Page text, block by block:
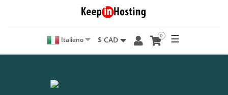
Italiano $ CAD 0 ☰